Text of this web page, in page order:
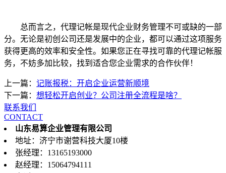
总而言之，代理记帐是现代企业财务管理不可或缺的一部
分。无论是初创公司还是发展中的企业，都可以通过这项服务
获得更高的效率和安全性。如果您正在寻找可靠的代理记帐服
务，不妨多加比较，找到适合您企业需求的合作伙伴！
上一篇： 记账报税：开启企业运营新顺境
下一篇： 想轻松开启创业？公司注册全流程是啥？
联系我们
CONTACT
山东易算企业管理有限公司
地址：济宁市谢营科技大厦10楼
张经理：13165193000
赵经理：15064794111